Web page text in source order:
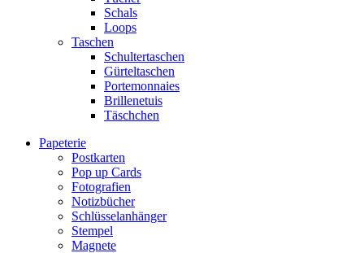
Schals
Loops
Taschen
Schultertaschen
Gürteltaschen
Portemonnaies
Brillenetuis
Täschchen
Papeterie
Postkarten
Pop up Cards
Fotografien
Notizbücher
Schlüsselanhänger
Stempel
Magnete